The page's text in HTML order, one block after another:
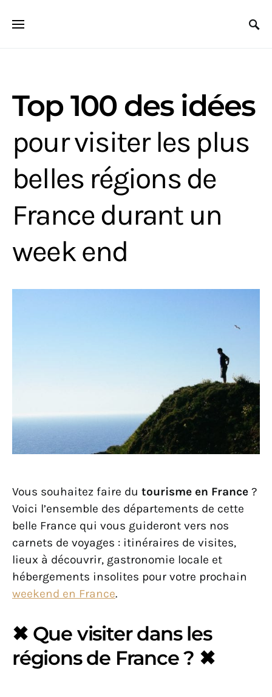
Top 100 des idées
pour visiter les plus
belles régions de
France durant un
week end
Vous souhaitez faire du tourisme en France ?
Voici l’ensemble des départements de cette
belle France qui vous guideront vers nos
carnets de voyages : itinéraires de visites,
lieux à découvrir, gastronomie locale et
hébergements insolites pour votre prochain
weekend en France.
✖ Que visiter dans les
régions de France ? ✖